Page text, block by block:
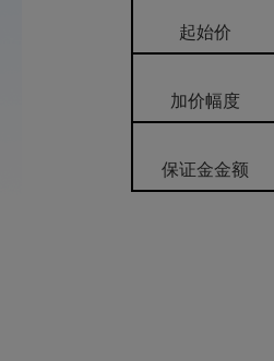
起始价
加价幅度
保证金金额